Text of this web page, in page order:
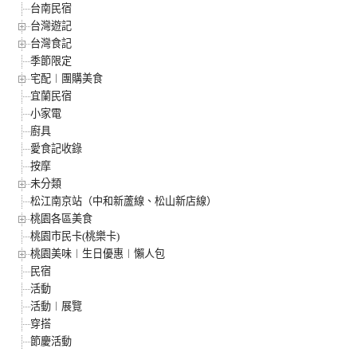
台南民宿
台灣遊記
台灣食記
季節限定
宅配︱團購美食
宜蘭民宿
小家電
廚具
愛食記收錄
按摩
未分類
松江南京站（中和新蘆線、松山新店線）
桃園各區美食
桃園市民卡(桃樂卡)
桃園美味︱生日優惠︱懶人包
民宿
活動
活動︱展覽
穿搭
節慶活動